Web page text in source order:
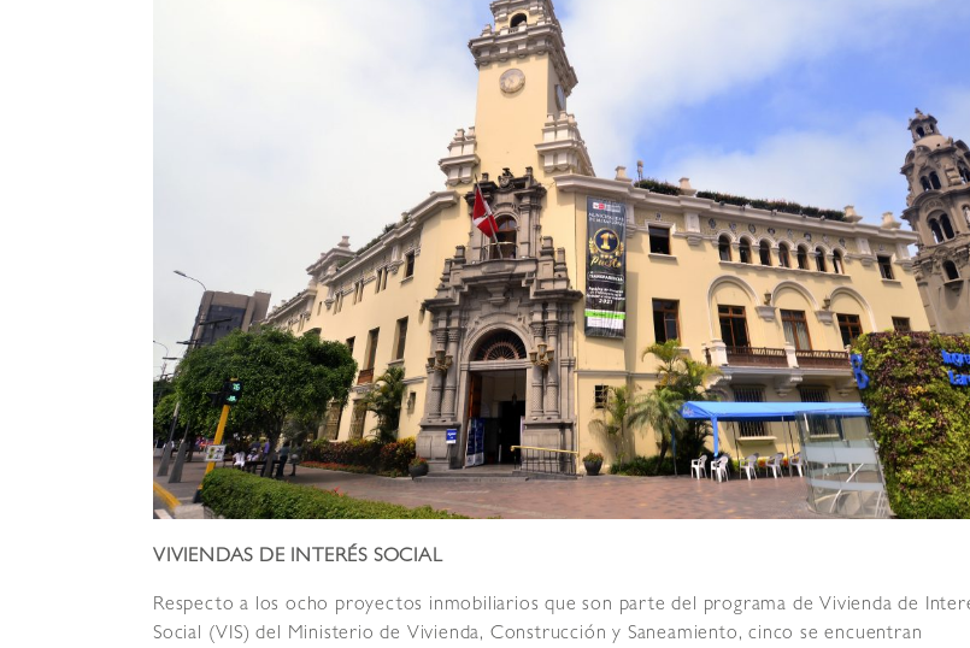
VIVIENDAS DE INTERÉS SOCIAL
Respecto a los ocho proyectos inmobiliarios que son parte del programa de Vivienda de
Social (VIS) del Ministerio de Vivienda, Construcción y Saneamiento, cinco se encuentran